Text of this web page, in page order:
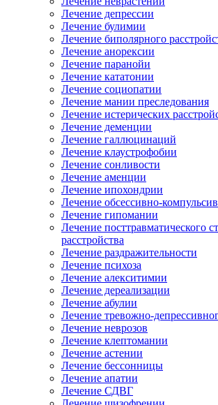
Лечение депрессии
Лечение булимии
Лечение биполярного
Лечение анорексии
Лечение паранойи
Лечение кататонии
Лечение социопатии
Лечение мании преследования
Лечение истерических
Лечение деменции
Лечение галлюцинаций
Лечение клаустрофобии
Лечение сонливости
Лечение аменции
Лечение ипохондрии
Лечение обсессивно-
Лечение гипомании
Лечение посттравматического
расстройства
Лечение раздражительности
Лечение психоза
Лечение алекситимии
Лечение дереализации
Лечение абулии
Лечение тревожно-
Лечение неврозов
Лечение клептомании
Лечение астении
Лечение бессонницы
Лечение апатии
Лечение СДВГ